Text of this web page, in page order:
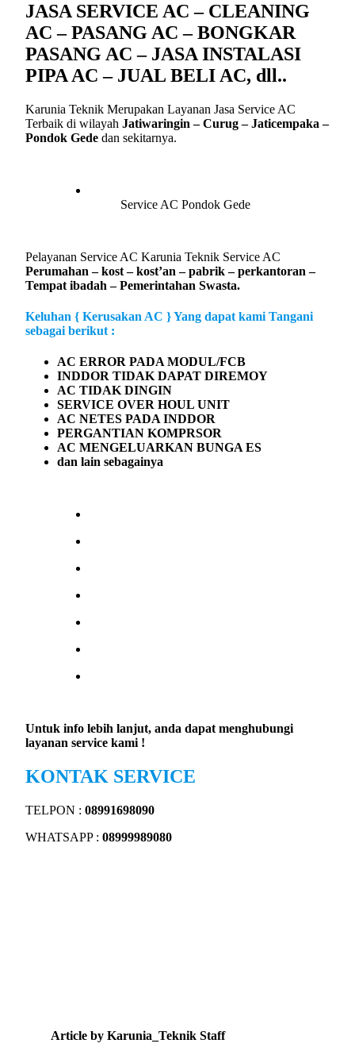
JASA SERVICE AC – CLEANING
AC – PASANG AC – BONGKAR
PASANG AC – JASA INSTALASI
PIPA AC – JUAL BELI AC, dll..
Karunia Teknik Merupakan Layanan Jasa Service AC
Terbaik di wilayah Jatiwaringin – Curug – Jaticempaka –
Pondok Gede dan sekitarnya.
Service AC Pondok Gede
Pelayanan Service AC Karunia Teknik Service AC
Perumahan – kost – kost’an – pabrik – perkantoran –
Tempat ibadah – Pemerintahan Swasta.
Keluhan { Kerusakan AC } Yang dapat kami Tangani
sebagai berikut :
AC ERROR PADA MODUL/FCB
INDDOR TIDAK DAPAT DIREMOY
AC TIDAK DINGIN
SERVICE OVER HOUL UNIT
AC NETES PADA INDDOR
PERGANTIAN KOMPRSOR
AC MENGELUARKAN BUNGA ES
dan lain sebagainya
Untuk info lebih lanjut, anda dapat menghubungi
layanan service kami !
KONTAK SERVICE
TELPON : 08991698090
WHATSAPP : 08999989080
Article by Karunia_Teknik Staff